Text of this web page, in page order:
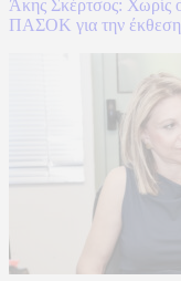
Άκης Σκέρτσος: Χωρίς
ΠΑΣΟΚ για την